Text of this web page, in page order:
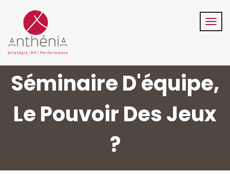
Suivez-Nous:
Séminaire D'équipe,
Le Pouvoir Des Jeux
?